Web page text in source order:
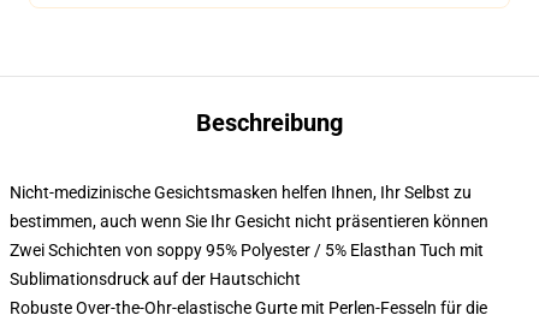
Beschreibung
Nicht-medizinische Gesichtsmasken helfen Ihnen, Ihr Selbst zu
bestimmen, auch wenn Sie Ihr Gesicht nicht präsentieren können
Zwei Schichten von soppy 95% Polyester / 5% Elasthan Tuch mit
Sublimationsdruck auf der Hautschicht
Robuste Over-the-Ohr-elastische Gurte mit Perlen-Fesseln für die